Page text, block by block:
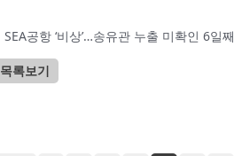
SEA공항 ‘비상’…송유관 누출 미확인 6일
목록보기